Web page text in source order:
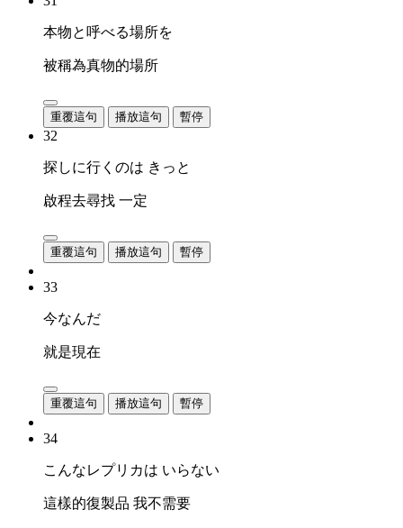
本物と呼べる場所を
被稱為真物的場所
重覆這句 播放這句 暫停
32
探しに行くのは きっと
啟程去尋找 一定
重覆這句 播放這句 暫停
33
今なんだ
就是現在
重覆這句 播放這句 暫停
34
こんなレプリカは いらない
這樣的復製品 我不需要